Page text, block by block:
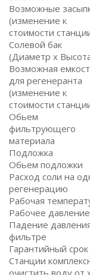
Возможные
(изменение к
стоимости
Солевой бак
(Диаметр х
Возможная
для регенеранта
(изменение к
стоимости
Обьем
фильтрующего
материала
Подложка
Обьем подложки
Расход соли на
регенерацию
Рабочая
Рабочее давление
Падение
фильтре
Гарантийный срок
Станции
очистить воду от